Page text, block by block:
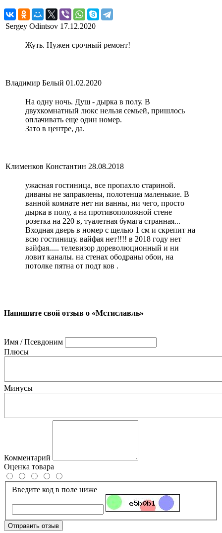
Sergey Odintsov 17.12.2020
Жуть. Нужен срочный ремонт!
Владимир Белый 01.02.2020
На одну ночь. Душ - дырка в полу. В
двухкомнатный люкс нельзя семьей, пришлось
оплачивать еще один номер.
Зато в центре, да.
Клименков Константин 28.08.2018
ужасная гостиница, все пропахло стариной.
диваны не заправлены, полотенца маленькие. В
ванной комнате нет ни ванны, ни чего, просто
дырка в полу, а на противоположной стене
розетка на 220 в, туалетная бумага странная...
Входная дверь в номер с щелью 1 см и скрепит на
всю гостиницу. вайфая нет!!!! в 2018 году нет
вайфая..... телевизор дореволюционный и ни
ловит каналы. на стенах ободраны обои, на
потолке пятна от подт ков .
Напишите свой отзыв о «Мстиславль»
Имя / Псевдоним
Плюсы
Минусы
Комментарий
Оценка товара
Введите код в поле ниже
Отправить отзыв